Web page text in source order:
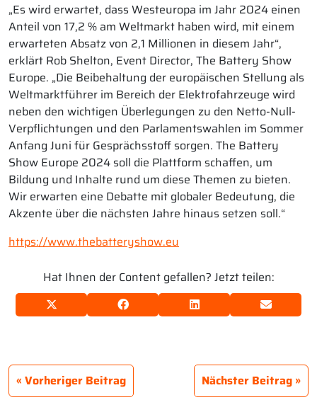
„Es wird erwartet, dass Westeuropa im Jahr 2024 einen
Anteil von 17,2 % am Weltmarkt haben wird, mit einem
erwarteten Absatz von 2,1 Millionen in diesem Jahr“,
erklärt Rob Shelton, Event Director, The Battery Show
Europe. „Die Beibehaltung der europäischen Stellung als
Weltmarktführer im Bereich der Elektrofahrzeuge wird
neben den wichtigen Überlegungen zu den Netto-Null-
Verpflichtungen und den Parlamentswahlen im Sommer
Anfang Juni für Gesprächsstoff sorgen. The Battery
Show Europe 2024 soll die Plattform schaffen, um
Bildung und Inhalte rund um diese Themen zu bieten.
Wir erwarten eine Debatte mit globaler Bedeutung, die
Akzente über die nächsten Jahre hinaus setzen soll.“
https://www.thebatteryshow.eu
Hat Ihnen der Content gefallen? Jetzt teilen:
Vorheriger Beitrag Nächster Beitrag